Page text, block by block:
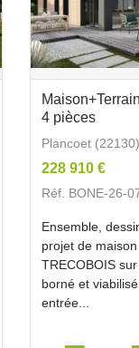
Maison+Terrain
4 pièces
Plancoet (22130)
228 910 €
Réf. BONE-26-
Ensemble,
projet de maison
TRECOBOIS
borné et
entrée...